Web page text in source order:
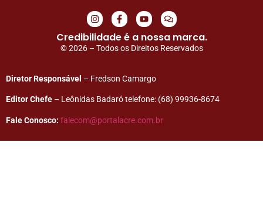
Credibilidade é a nossa marca.
© 2026 – Todos os Direitos Reservados
Diretor Responsável – Fredson Camargo
Editor Chefe – Leônidas Badaró telefone: (68) 99936-8674
Fale Conosco: falecom@portalacre.com.br